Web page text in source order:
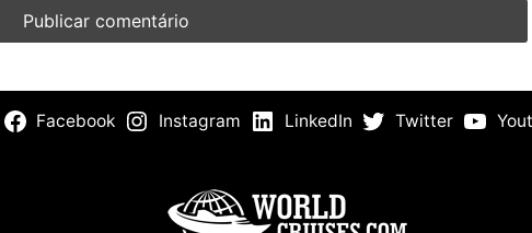
Facebook Instagram LinkedIn Twitter